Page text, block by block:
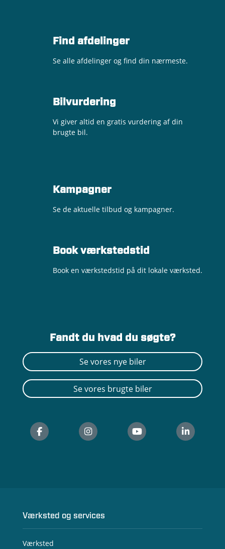
Find afdelinger
Se alle afdelinger og find din nærmeste.
Bilvurdering
Vi giver altid en gratis vurdering af din
brugte bil.
Kampagner
Se de aktuelle tilbud og kampagner.
Book værkstedstid
Book en værkstedstid på dit lokale værksted.
Fandt du hvad du søgte?
Se vores nye biler
Se vores brugte biler
Værksted og services
Værksted